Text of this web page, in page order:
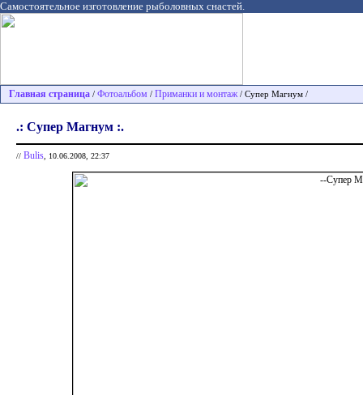
Самостоятельное изготовление рыболовных снастей.
Главная страница / Фотоальбом / Приманки и монтаж / Супер Магнум /
.: Супер Магнум :.
// Bulis , 10.06.2008, 22:37